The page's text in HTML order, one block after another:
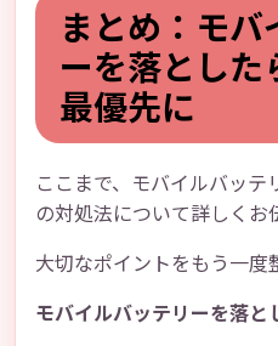
まとめ：モバ
ーを落とした
最優先に
ここまで、モバイルバッ
の対処法について詳しくお
大切なポイントをもう一度
モバイルバッテリーを落と